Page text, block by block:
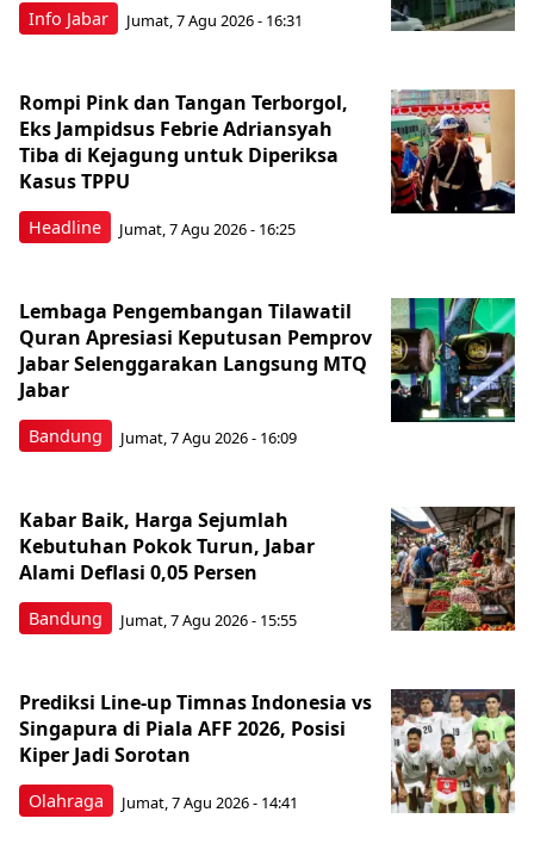
Info Jabar Jumat, 7 Agu 2026 - 16:31
Headline
Rompi Pink dan Tangan Terborgol,
Eks Jampidsus Febrie Adriansyah
Tiba di Kejagung untuk Diperiksa
Kasus TPPU
Jumat, 7 Agu 2026 - 16:25
Bandung
Lembaga Pengembangan Tilawatil
Quran Apresiasi Keputusan Pemprov
Jabar Selenggarakan Langsung MTQ
Jabar
Jumat, 7 Agu 2026 - 16:09
Bandung
Kabar Baik, Harga Sejumlah
Kebutuhan Pokok Turun, Jabar
Alami Deflasi 0,05 Persen
Jumat, 7 Agu 2026 - 15:55
Olahraga
Prediksi Line-up Timnas Indonesia vs
Singapura di Piala AFF 2026, Posisi
Kiper Jadi Sorotan
Jumat, 7 Agu 2026 - 14:41